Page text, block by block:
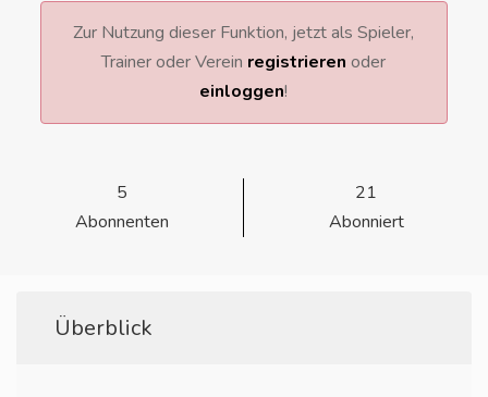
Zur Nutzung dieser Funktion, jetzt als Spieler,
Trainer oder Verein registrieren oder
einloggen!
5
Abonnenten
21
Abonniert
Überblick